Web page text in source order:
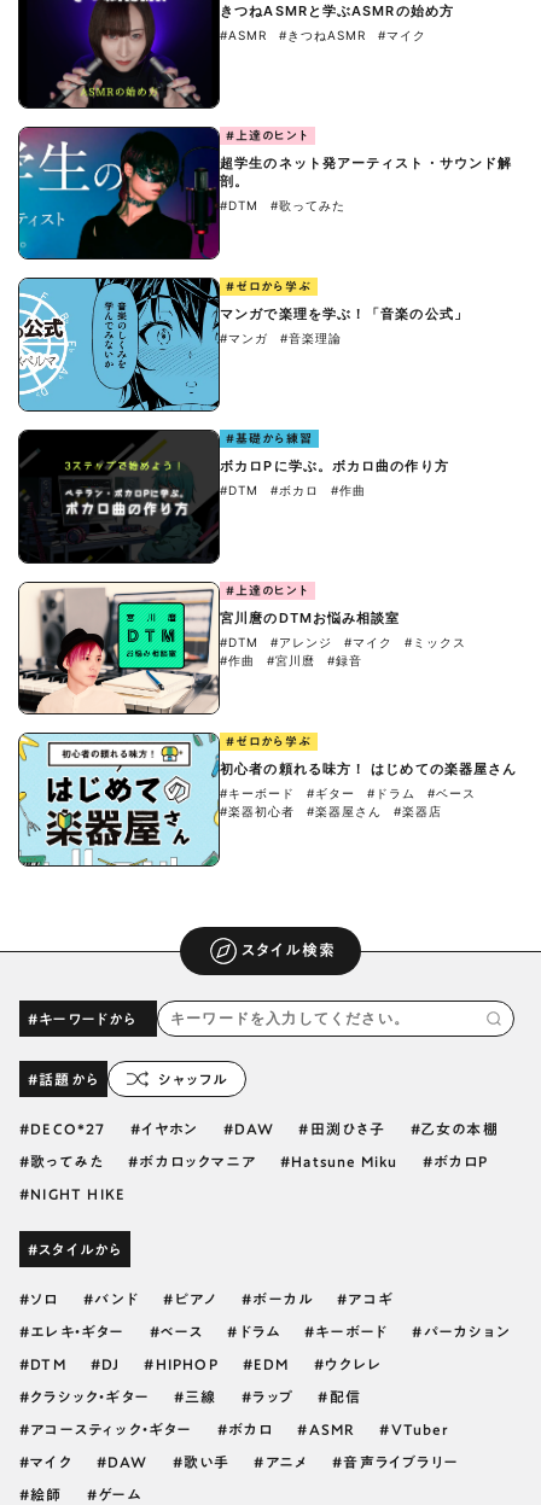
きつねASMRと学ぶASMRの始め方
#ASMR #きつねASMR #マイク
#上達のヒント
超学生のネット発アーティスト・サウンド解
剖。
#DTM #歌ってみた
#ゼロから学ぶ
マンガで楽理を学ぶ！「音楽の公式」
#マンガ #音楽理論
#基礎から練習
ボカロPに学ぶ。ボカロ曲の作り方
#DTM #ボカロ #作曲
#上達のヒント
宮川麿のDTMお悩み相談室
#DTM #アレンジ #マイク
#ミックス
#作曲
#宮川麿 #録音
#ゼロから学ぶ
初心者の頼れる味方！ はじめての楽器屋さん
#キーボード #ギター #ドラム
#ベース
#楽器初心者
#楽器屋さん #楽器店
スタイル検索
#キーワードから
#話題から シャッフル
DECO*27 イヤホン DAW 田渕ひさ子 乙女の本棚
歌ってみた ボカロックマニア Hatsune Miku ボカロP
NIGHT HIKE
#スタイルから
ソロ バンド ピアノ ボーカル アコギ
エレキ・ギター ベース ドラム キーボード パーカション
DTM DJ HIPHOP EDM ウクレレ
クラシック・ギター 三線 ラップ 配信
アコースティック・ギター ボカロ ASMR VTuber
マイク DAW 歌い手 アニメ 音声ライブラリー
絵師 ゲーム